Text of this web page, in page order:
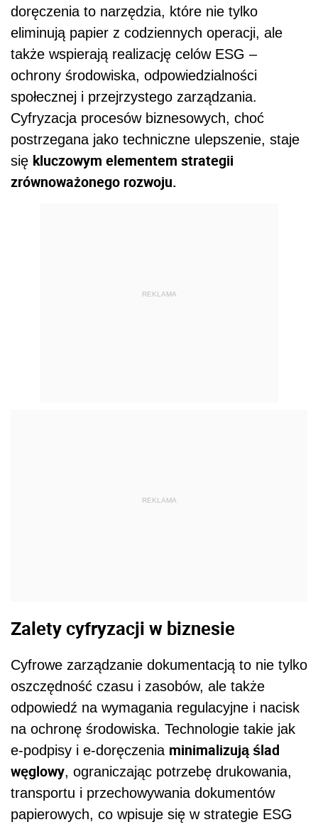
doręczenia to narzędzia, które nie tylko
eliminują papier z codziennych operacji, ale
także wspierają realizację celów ESG –
ochrony środowiska, odpowiedzialności
społecznej i przejrzystego zarządzania.
Cyfryzacja procesów biznesowych, choć
postrzegana jako techniczne ulepszenie, staje
się kluczowym elementem strategii
zrównoważonego rozwoju.
REKLAMA
REKLAMA
Zalety cyfryzacji w biznesie
Cyfrowe zarządzanie dokumentacją to nie tylko
oszczędność czasu i zasobów, ale także
odpowiedź na wymagania regulacyjne i nacisk
na ochronę środowiska. Technologie takie jak
e-podpisy i e-doręczenia minimalizują ślad
węglowy, ograniczając potrzebę drukowania,
transportu i przechowywania dokumentów
papierowych, co wpisuje się w strategie ESG